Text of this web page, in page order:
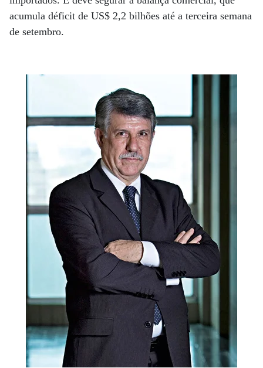
acumula déficit de US$ 2,2 bilhões até a terceira semana
de setembro.